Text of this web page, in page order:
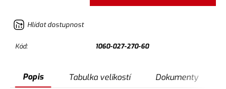
Hlídat dostupnost
Kód: 1060-027-270-60
Popis Tabulka velikostí Dokumenty